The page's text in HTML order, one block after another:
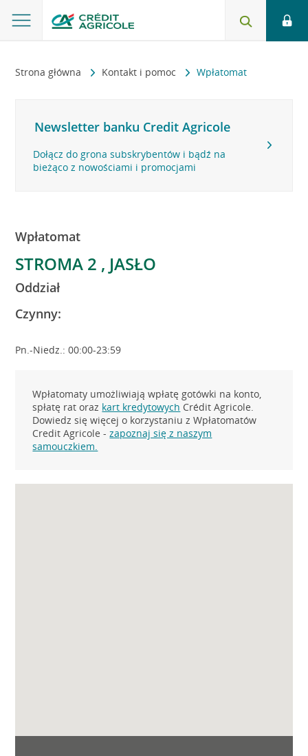
Strona główna Kontakt i pomoc Wpłatomat
Newsletter banku Credit Agricole
Dołącz do grona subskrybentów i bądź na
bieżąco z nowościami i promocjami
Wpłatomat
STROMA 2 , JASŁO
Oddział
Czynny:
Pn.-Niedz.: 00:00-23:59
Wpłatomaty umożliwiają wpłatę gotówki na konto,
spłatę rat oraz kart kredytowych Crédit Agricole.
Dowiedz się więcej o korzystaniu z Wpłatomatów
Credit Agricole -zapoznaj się z naszym
samouczkiem.